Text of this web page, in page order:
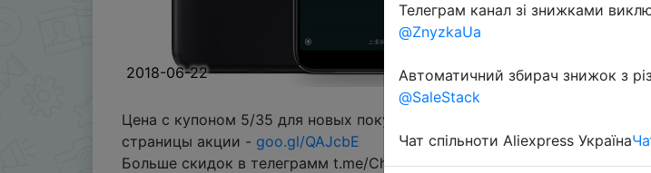
2018-06-22
Цена с купоном 5/35 для новых покупателей. Регистрируем учетную
страницы акции - goo.gl/QAJcbE
Больше скидок в телеграмм t.me/ChinaGoodBuy
Телеграм канал зі знижками
@ZnyzkaUa
Автоматичний збирач знижок з
@SaleStack
Чат спільноти Aliexpress Україна